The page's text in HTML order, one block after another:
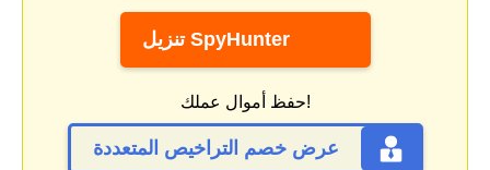
تنزيل SpyHunter
حفظ أموال عملك!
عرض خصم التراخيص المتعددة